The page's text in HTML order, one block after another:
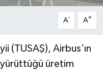
A- A+
(TUSAŞ), Airbus’ın
üretim